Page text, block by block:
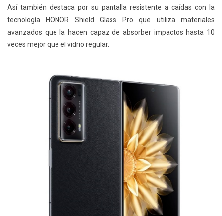
Así también destaca por su pantalla resistente a caídas con la
tecnología HONOR Shield Glass Pro que utiliza materiales
avanzados que la hacen capaz de absorber impactos hasta 10
veces mejor que el vidrio regular.